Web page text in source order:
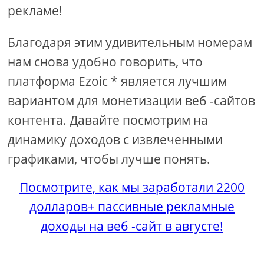
рекламе!
Благодаря этим удивительным номерам
нам снова удобно говорить, что
платформа Ezoic * является лучшим
вариантом для монетизации веб -сайтов
контента. Давайте посмотрим на
динамику доходов с извлеченными
графиками, чтобы лучше понять.
Посмотрите, как мы заработали 2200
долларов+ пассивные рекламные
доходы на веб -сайт в августе!